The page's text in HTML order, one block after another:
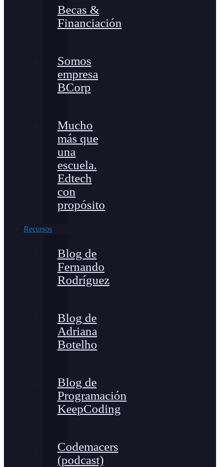
Becas &
Financiación
Somos
empresa
BCorp
Mucho
más que
una
escuela.
Edtech
con
propósito
Recursos
Blog de
Fernando
Rodríguez
Blog de
Adriana
Botelho
Blog de
Programación
KeepCoding
Codemacers
(podcast)